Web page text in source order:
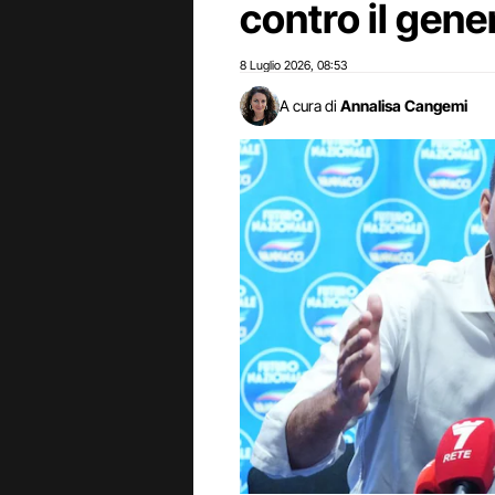
contro il
8 Luglio 2026 08:53
A cura di Annalisa Cangemi